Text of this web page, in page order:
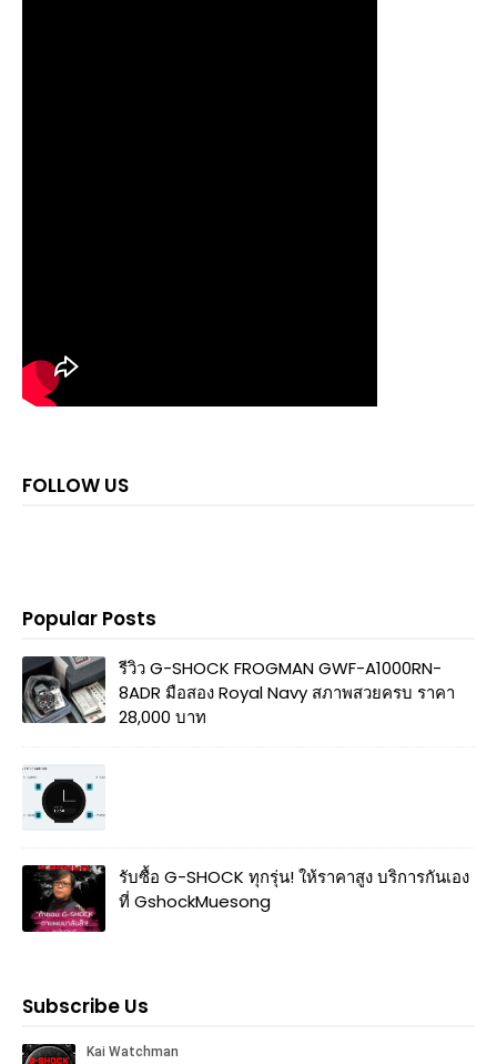
FOLLOW US
Popular Posts
รีวิว G-SHOCK FROGMAN GWF-A1000RN-
8ADR มือสอง Royal Navy สภาพสวยครบ ราคา
28,000 บาท
รับซื้อ G-SHOCK ทุกรุ่น! ให้ราคาสูง บริการกันเอง
ที่ GshockMuesong
Subscribe Us